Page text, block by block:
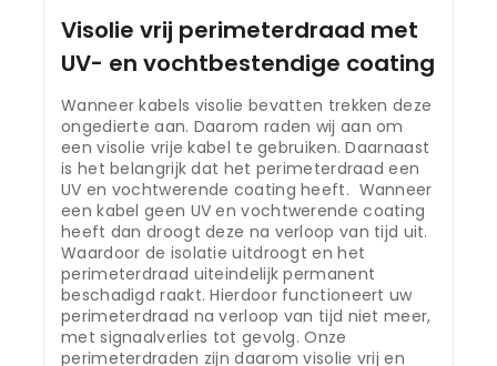
Visolie vrij perimeterdraad met
UV- en vochtbestendige coating
Wanneer kabels visolie bevatten trekken deze
ongedierte aan. Daarom raden wij aan om
een visolie vrije kabel te gebruiken. Daarnaast
is het belangrijk dat het perimeterdraad een
UV en vochtwerende coating heeft. Wanneer
een kabel geen UV en vochtwerende coating
heeft dan droogt deze na verloop van tijd uit.
Waardoor de isolatie uitdroogt en het
perimeterdraad uiteindelijk permanent
beschadigd raakt. Hierdoor functioneert uw
perimeterdraad na verloop van tijd niet meer,
met signaalverlies tot gevolg. Onze
perimeterdraden zijn daarom visolie vrij en